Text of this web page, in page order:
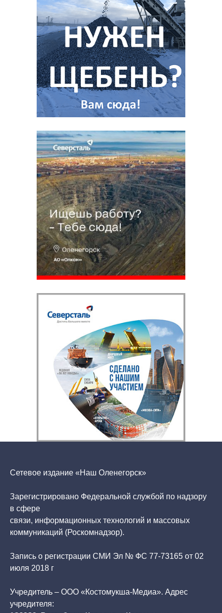
Сетевое издание «Наш Оленегорск»
Зарегистрировано Федеральной службой по надзору
в сфере
связи, информационных технологий и массовых
коммуникаций (Роскомнадзор).
Запись о регистрации СМИ Эл № ФС 77-73165 от 02
июля 2018 г
Учредитель – ООО «Костомукша-Медиа». Адрес
учредителя: